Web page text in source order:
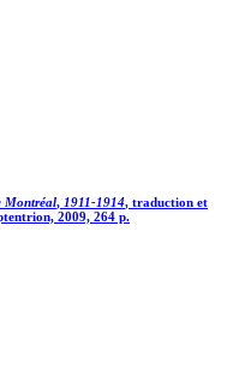
Montréal, 1911-1914, traduction et
2009, 264 p.